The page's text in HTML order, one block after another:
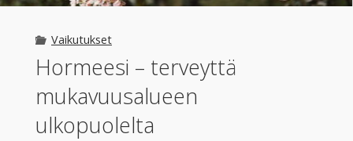
Vaikutukset
Hormeesi – terveyttä
mukavuusalueen
ulkopuolelta